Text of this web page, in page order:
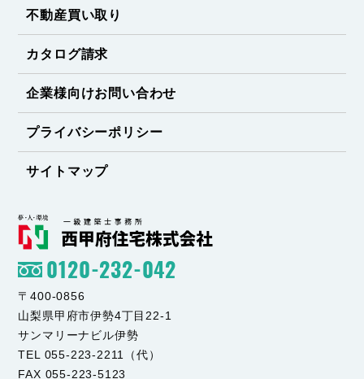
不動産買い取り
カタログ請求
企業様向けお問い合わせ
プライバシーポリシー
サイトマップ
0120-232-042
〒400-0856
山梨県甲府市伊勢4丁目22-1
サンマリーナビル伊勢
TEL 055-223-2211（代）
FAX 055-223-5123